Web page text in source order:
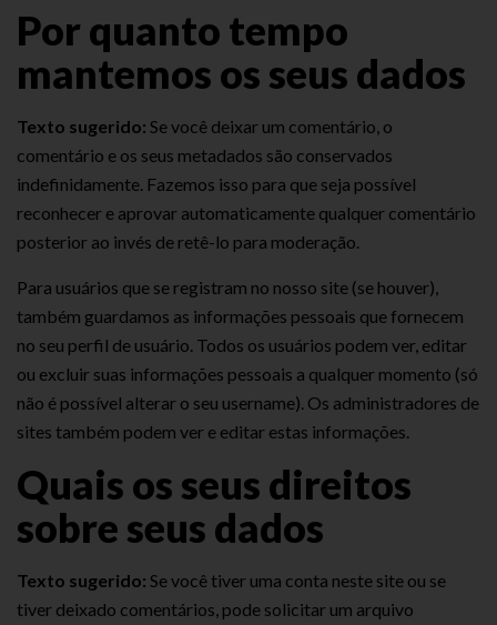
Por quanto tempo
mantemos os seus dados
Texto sugerido: Se você deixar um comentário, o
comentário e os seus metadados são conservados
indefinidamente. Fazemos isso para que seja possível
reconhecer e aprovar automaticamente qualquer comentário
posterior ao invés de retê-lo para moderação.
Para usuários que se registram no nosso site (se houver),
também guardamos as informações pessoais que fornecem
no seu perfil de usuário. Todos os usuários podem ver, editar
ou excluir suas informações pessoais a qualquer momento (só
não é possível alterar o seu username). Os administradores de
sites também podem ver e editar estas informações.
Quais os seus direitos
sobre seus dados
Texto sugerido: Se você tiver uma conta neste site ou se
tiver deixado comentários, pode solicitar um arquivo